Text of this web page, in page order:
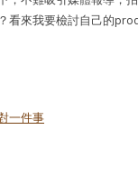
看來我要檢討自己的
一件事